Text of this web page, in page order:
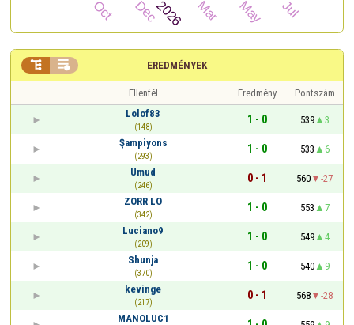
EREDMÉNYEK
 
Ellenfél Eredmény
Pontszám
Lolof83
(148)
1 - 0 539
3
Şampiyons
(293)
1 - 0 533
6
Umud
(246)
0 - 1 560
-27
ZORR LO
(342)
1 - 0 553
7
Luciano9
(209)
1 - 0 549
4
Shunja
(370)
1 - 0 540
9
kevinge
(217)
0 - 1 568
-28
MANOLUC1